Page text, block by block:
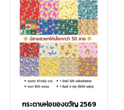
กระดาษห่อของขวัญ 2569